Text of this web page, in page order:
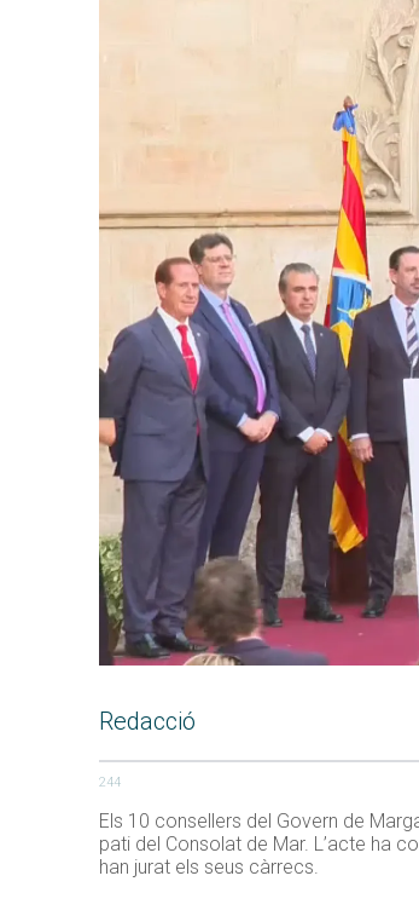
Redacció
244
Els 10 consellers del Govern de
pati del Consolat de Mar. L’acte ha
han jurat els seus càrrecs.